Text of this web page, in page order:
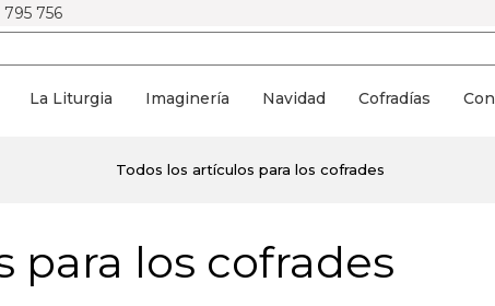
756
La Liturgia Imaginería Navidad Cofradías
Todos los artículos para los cofrades
para los cofrades